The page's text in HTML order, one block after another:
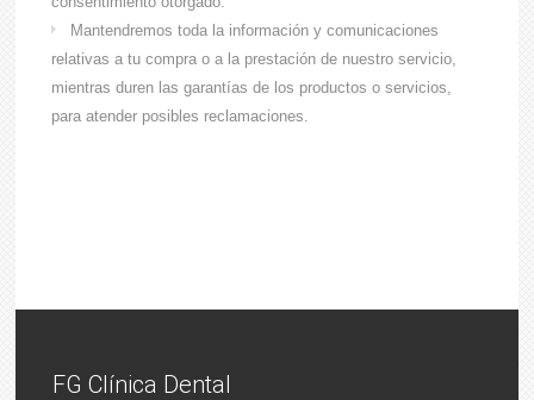
Mantendremos toda la información y comunicaciones
relativas a tu compra o a la prestación de nuestro servicio,
mientras duren las garantías de los productos o servicios,
para atender posibles reclamaciones.
FG Clínica Dental